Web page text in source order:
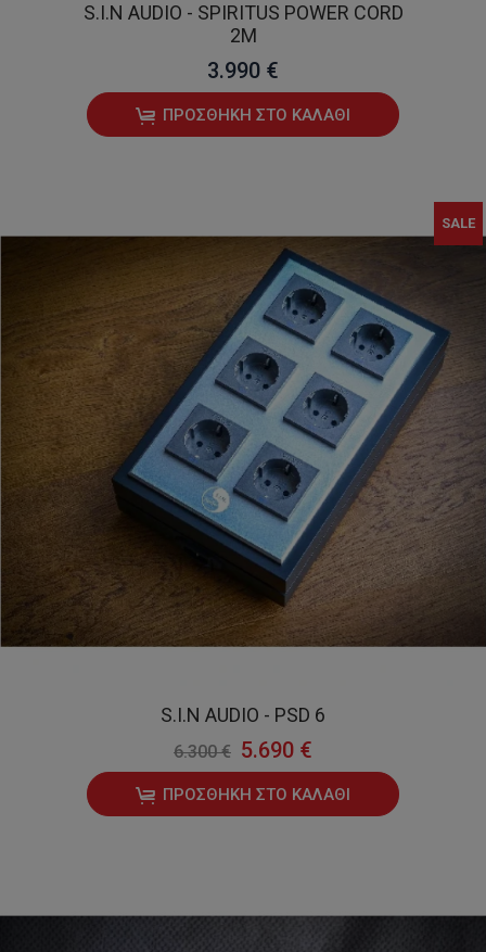
S.I.N AUDIO - SPIRITUS POWER CORD
2M
3.990 €
ΠΡΟΣΘΉΚΗ ΣΤΟ ΚΑΛΆΘΙ
SALE
S.I.N AUDIO - PSD 6
6.300 € 5.690 €
ΠΡΟΣΘΉΚΗ ΣΤΟ ΚΑΛΆΘΙ